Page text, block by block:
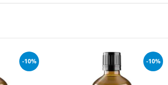
-10% -10%